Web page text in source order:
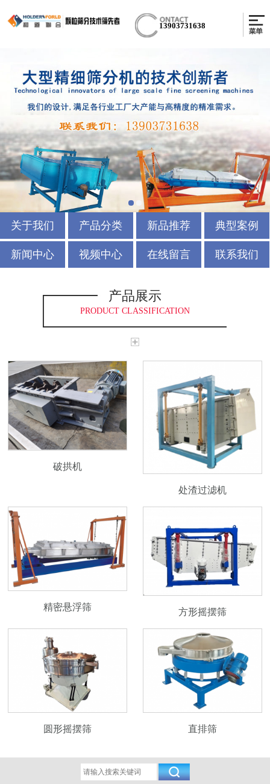
13903731638
关于我们 产品分类 新品推荐 典型案例
新闻中心 视频中心 在线留言 联系我们
产品展示
PRODUCT CLASSIFICATION
破拱机
处渣过滤机
精密悬浮筛 方形摇摆筛
圆形摇摆筛 直排筛